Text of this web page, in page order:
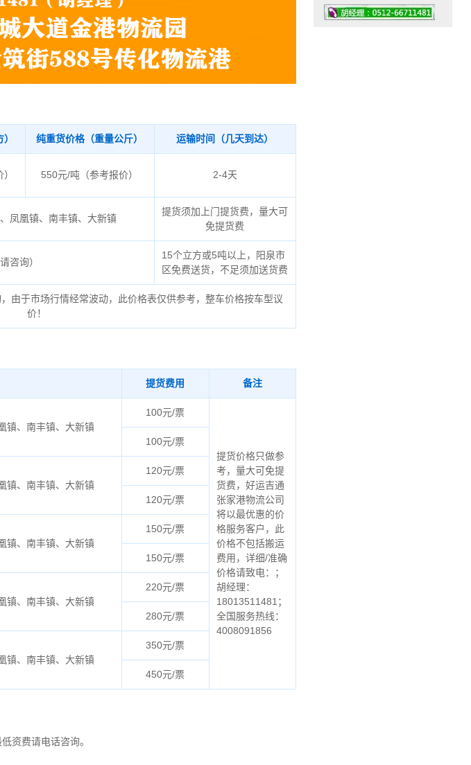
纯重货价格（重量公斤） 运输时间（几天到达）
550元/吨（参考报价） 2-4天
凤凰镇、南丰镇、大新镇
提货须加上门提货费，量大可
免提货费
咨询）
15个立方或5吨以上，阳泉市
区免费送货，不足须加送货费
由于市场行情经常波动，此价格表仅供参考，整车价格按车型议
价！
提货费用 备注
镇、南丰镇、大新镇
100元/票
提货价格只做参
考，量大可免提
货费，好运吉通
张家港物流公司
将以最优惠的价
格服务客户，此
价格不包括搬运
费用，详细/准确
价格请致电：；
胡经理：
18013511481；
全国服务热线：
4008091856
100元/票
镇、南丰镇、大新镇
120元/票
120元/票
镇、南丰镇、大新镇
150元/票
150元/票
镇、南丰镇、大新镇
220元/票
280元/票
镇、南丰镇、大新镇
350元/票
450元/票
资费请电话咨询。